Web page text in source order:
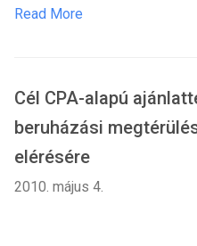
Read More
Cél CPA-alapú
beruházási
elérésére
2010. május 4.